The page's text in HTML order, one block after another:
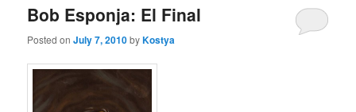
Bob Esponja: El Final
Posted onJuly 7, 2010byKostya